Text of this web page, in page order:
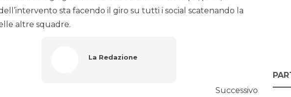
sta facendo il giro su tutti i social scatenando la
altre squadre.
La Redazione
Successivo